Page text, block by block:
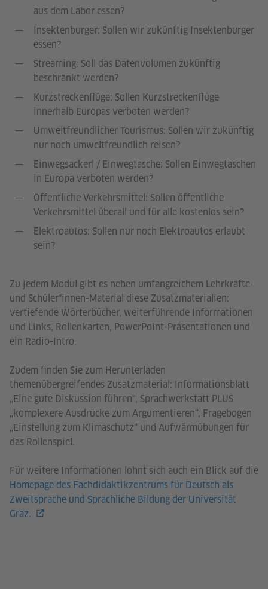
aus dem Labor essen?
Insektenburger: Sollen wir zukünftig Insektenburger
essen?
Streaming: Soll das Datenvolumen zukünftig
beschränkt werden?
Kurzstreckenflüge: Sollen Kurzstreckenflüge
innerhalb Europas verboten werden?
Umweltfreundlicher Tourismus: Sollen wir zukünftig
nur noch umweltfreundlich reisen?
Einwegsackerl / Einwegtasche: Sollen Einwegtaschen
in Europa verboten werden?
Öffentliche Verkehrsmittel: Sollen öffentliche
Verkehrsmittel überall und für alle kostenlos sein?
Elektroautos: Sollen nur noch Elektroautos erlaubt
sein?
Zu jedem Modul gibt es neben umfangreichem Lehrkräfte-
und Schüler*innen-Material diese Zusatzmaterialien:
vertiefende Wörterbücher, weiterführende Informationen
und Links, Rollenkarten, PowerPoint-Präsentationen und
ein Radio-Intro.
Zudem finden Sie zum Herunterladen
themenübergreifendes Zusatzmaterial: Informationsblatt
„Eine gute Diskussion führen“, Sprachwerkstatt PLUS
„komplexere Ausdrücke zum Argumentieren“, Fragebogen
„Einstellung zum Klimaschutz“ und Aufwärmübungen für
das Rollenspiel.
Für weitere Informationen lohnt sich auch ein Blick auf die
Homepage des Fachdidaktikzentrums für Deutsch als
Zweitsprache und Sprachliche Bildung der Universität
Graz.